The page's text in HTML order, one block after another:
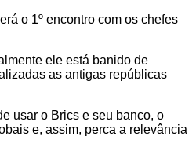
o 1º encontro com os chefes
ele está banido de
as antigas repúblicas
usar o Brics e seu banco, o
e, assim, perca a relevância